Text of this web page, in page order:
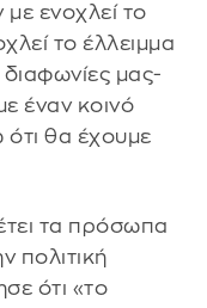
με ενοχλεί το
το έλλειμμα
διαφωνίες μας-
έναν κοινό
ότι θα έχουμε
τα πρόσωπα
πολιτική
ότι «το